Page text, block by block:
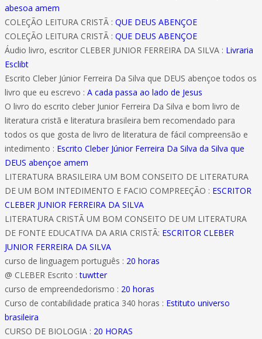
abesoa amem
COLEÇÃO LEITURA CRISTÃ : QUE DEUS ABENÇOE
COLEÇÃO LEITURA CRISTÃ : QUE DEUS ABENÇOE
Áudio livro, escritor CLEBER JUNIOR FERREIRA DA SILVA : Livraria
Esclibt
Escrito Cleber Júnior Ferreira Da Silva que DEUS abençoe todos os
livro que eu escrevo : A cada passa ao lado de Jesus
O livro do escrito cleber Junior Ferreira Da Silva e bom livro de
literatura cristã e literatura brasileira bem recomendado para
todos os que gosta de livro de literatura de fácil compreensão e
intedimento : Escrito Cleber Júnior Ferreira Da Silva da Silva que
DEUS abençoe amem
LITERATURA BRASILEIRA UM BOM CONSEITO DE LITERATURA
DE UM BOM INTEDIMENTO E FACIO COMPREEÇÃO : ESCRITOR
CLEBER JUNIOR FERREIRA DA SILVA
LITERATURA CRISTÃ UM BOM CONSEITO DE UM LITERATURA
DE FONTE EDUCATIVA DA ARIA CRISTÃ: ESCRITOR CLEBER
JUNIOR FERREIRA DA SILVA
curso de linguagem português : 20 horas
@ CLEBER Escrito :tuwtter
curso de empreendedorismo : 20 horas
Curso de contabilidade pratica 340 horas : Estituto universo
brasileira
CURSO DE BIOLOGIA : 20 HORAS